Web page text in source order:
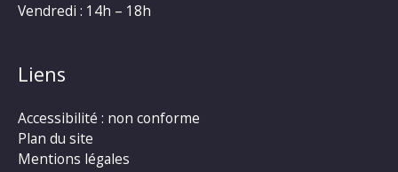
Vendredi : 14h – 18h
Liens
Accessibilité : non conforme
Plan du site
Mentions légales